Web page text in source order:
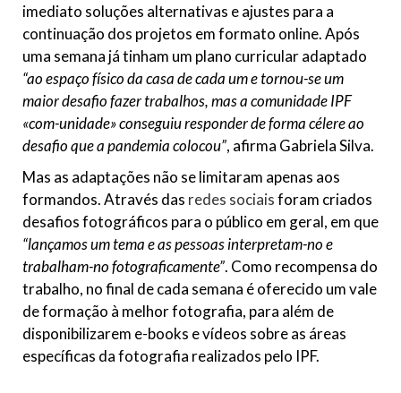
imediato soluções alternativas e ajustes para a
continuação dos projetos em formato online. Após
uma semana já tinham um plano curricular adaptado
“ao espaço físico da casa de cada um e tornou-se um
maior desafio fazer trabalhos, mas a comunidade IPF
«com-unidade» conseguiu responder de forma célere ao
desafio que a pandemia colocou”, afirma Gabriela Silva.
Mas as adaptações não se limitaram apenas aos
formandos. Através das redes sociaisforam criados
desafios fotográficos para o público em geral, em que
“lançamos um tema e as pessoas interpretam-no e
trabalham-no fotograficamente”. Como recompensa do
trabalho, no final de cada semana é oferecido um vale
de formação à melhor fotografia, para além de
disponibilizarem e-books e vídeos sobre as áreas
específicas da fotografia realizados pelo IPF.